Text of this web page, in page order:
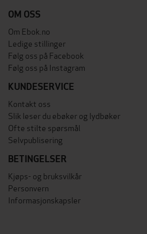
OM OSS
Om Ebok.no
Ledige stillinger
Følg oss på Facebook
Følg oss på Instagram
KUNDESERVICE
Kontakt oss
Slik leser du ebøker og lydbøker
Ofte stilte spørsmål
Selvpublisering
BETINGELSER
Kjøps- og bruksvilkår
Personvern
Informasjonskapsler